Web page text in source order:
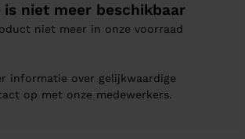
niet meer beschikbaar
niet meer in onze voorraad
informatie over gelijkwaardige
op met onze medewerkers.